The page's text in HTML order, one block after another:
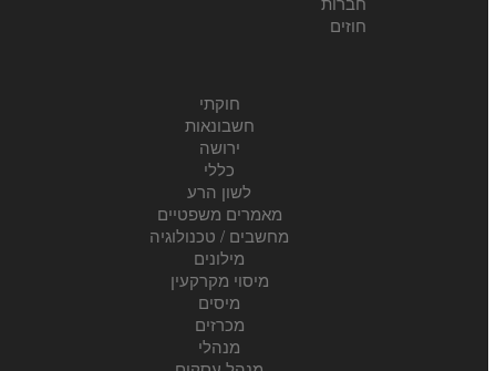
חוזים
חוקתי
חשבונאות
ירושה
כללי
לשון הרע
מאמרים משפטיים
מחשבים / טכנולוגיה
מילונים
מיסוי מקרקעין
מיסים
מכרזים
מנהלי